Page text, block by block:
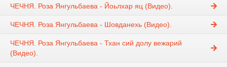
ЧЕЧНЯ. Роза Янгульбаева - Йоьлхар яц (Видео).
ЧЕЧНЯ. Роза Янгульбаева - Шовданехь (Видео).
ЧЕЧНЯ. Роза Янгульбаева - Тхан сий долу вежарий
(Видео).